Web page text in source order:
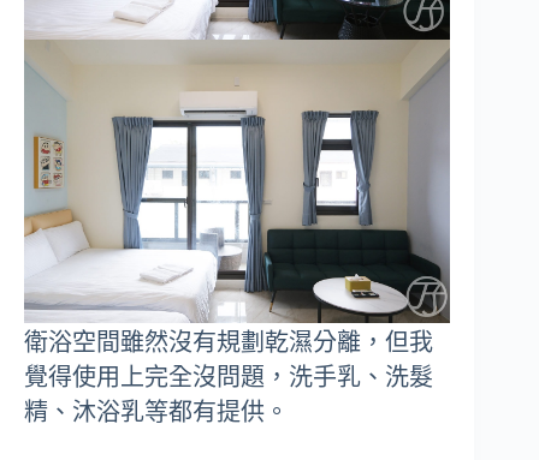
衛浴空間雖然沒有規劃乾濕分離，但我
覺得使用上完全沒問題，洗手乳、洗髮
精、沐浴乳等都有提供。